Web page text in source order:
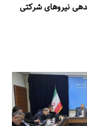
نیروهای شرکتی